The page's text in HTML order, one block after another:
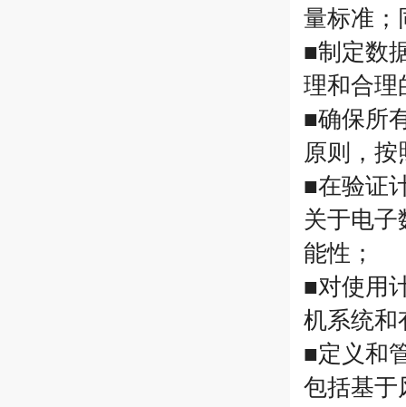
量标准；
■制定数
理和合理
■确保所
原则，
■在验证
关于电
能性；
■对使用
机系统和
■定义和
包括基于